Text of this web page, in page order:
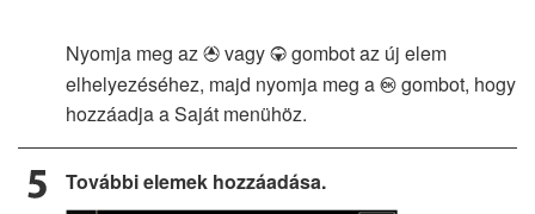
Nyomja meg az 1 vagy 3 gombot az új elem
elhelyezéséhez, majd nyomja meg a J gombot, hogy
hozzáadja a Saját menühöz.
További elemek hozzáadása.